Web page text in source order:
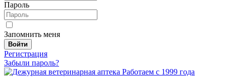
Пароль
Запомнить меня
Войти
Регистрация
Забыли пароль?
Работаем с 1999 года